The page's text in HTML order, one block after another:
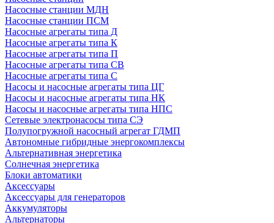
Насосные станции МДН
Насосные станции ПСМ
Насосные агрегаты типа Д
Насосные агрегаты типа К
Насосные агрегаты типа П
Насосные агрегаты типа СВ
Насосные агрегаты типа С
Насосы и насосные агрегаты типа ЦГ
Насосы и насосные агрегаты типа НК
Насосы и насосные агрегаты типа НПС
Сетевые электронасосы типа СЭ
Полупогружной насосный агрегат ГДМП
Автономные гибридные энергокомплексы
Альтернативная энергетика
Солнечная энергетика
Блоки автоматики
Аксессуары
Аксессуары для генераторов
Аккумуляторы
Альтернаторы